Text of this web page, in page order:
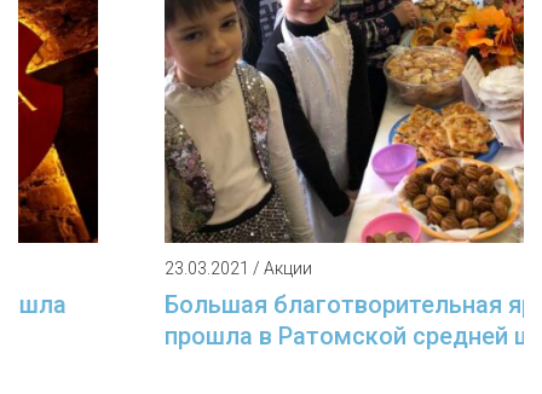
23.03.2021 / Акции
Большая благотворительная ярмарка
прошла в Ратомской средней школе